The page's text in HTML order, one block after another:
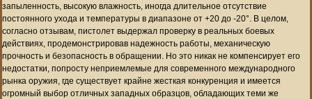
запыленность, высокую влажность, иногда длительное отсутствие
постоянного ухода и температуры в диапазоне от +20 до -20°. В целом,
согласно отзывам, пистолет выдержал проверку в реальных боевых
действиях, продемонстрировав надежность работы, механическую
прочность и безопасность в обращении. Но это никак не компенсирует его
недостатки, попросту неприемлемые для современного международного
рынка оружия, где существует крайне жесткая конкуренция и имеется
огромный выбор отличных западных образцов, обладающих теми же